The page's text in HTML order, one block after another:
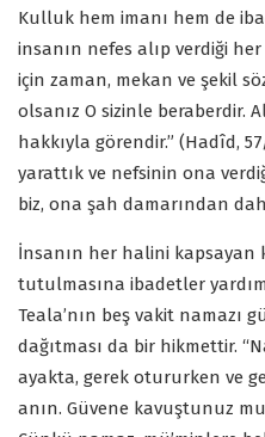
Kulluk hem imanı hem de
insanın nefes alıp verdiği
için zaman, mekan ve şekil
olsanız O sizinle beraberdir.
hakkıyla görendir.” (Hadîd,
yarattık ve nefsinin ona
biz, ona şah damarından
İnsanın her halini
tutulmasına ibadetler
Teala’nın beş vakit namazı
dağıtması da bir hikmettir.
ayakta, gerek otururken ve
anın. Güvene kavuştunuz